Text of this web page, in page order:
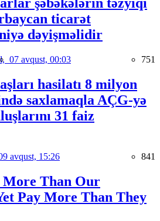
ticarət
dəyişməlidir
07 avqust, 00:03 751
hasilatı 8 milyon
saxlamaqla AÇG-yə
31 faiz
avqust, 15:26 841
More Than Our
Pay More Than They